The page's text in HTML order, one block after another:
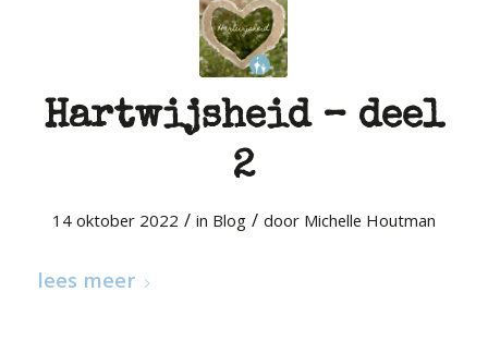
Hartwijsheid – deel
2
14 oktober 2022 / in Blog / door Michelle Houtman
lees meer